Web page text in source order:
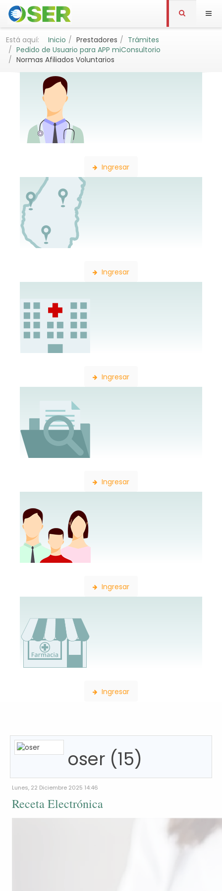
Está aquí: Inicio Prestadores
Trámites
Pedido de Usuario para APP miConsultorio
Normas Afiliados Voluntarios
Ingresar
Ingresar
Ingresar
Ingresar
Ingresar
Ingresar
oser (15)
Lunes, 22 Diciembre 2025 14:46
Receta Electrónica